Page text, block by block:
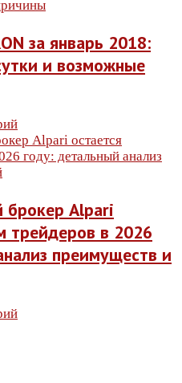
за январь 2018:
и возможные
Alpari
трейдеров в 2026
преимуществ и